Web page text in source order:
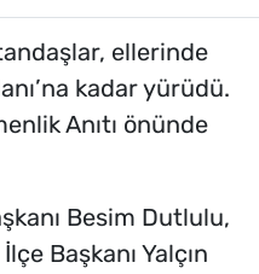
ellerinde
kadar yürüdü.
Anıtı önünde
Besim Dutlulu,
Başkanı Yalçın